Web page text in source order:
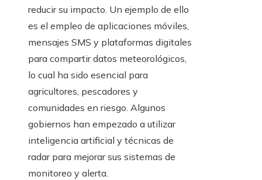
reducir su impacto. Un ejemplo de ello
es el empleo de aplicaciones móviles,
mensajes SMS y plataformas digitales
para compartir datos meteorológicos,
lo cual ha sido esencial para
agricultores, pescadores y
comunidades en riesgo. Algunos
gobiernos han empezado a utilizar
inteligencia artificial y técnicas de
radar para mejorar sus sistemas de
monitoreo y alerta.